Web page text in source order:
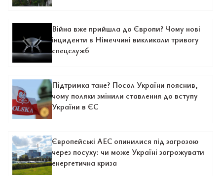
Війна вже прийшла до Європи? Чому нові
інциденти в Німеччині викликали тривогу
спецслужб
Підтримка тане? Посол України пояснив,
чому поляки змінили ставлення до вступу
України в ЄС
Європейські АЕС опинилися під загрозою
через посуху: чи може Україні загрожувати
енергетична криза